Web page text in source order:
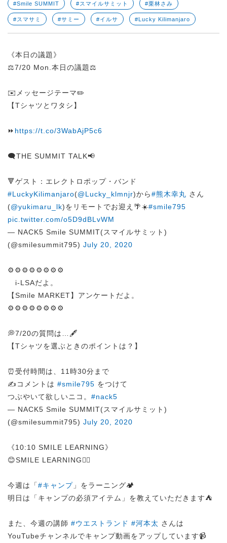
#Smile SUMMIT #スマイルサミット #栗林さみ
#スマサミ #サミー #イルサ #Lucky Kilimanjaro
《本日の議題》
⚖️7/20 Mon.本日の議題⚖️
✉️メッセージテーマ✏️
【Tシャツとワタシ】
⏩ https://t.co/3WabAjP5c6
🗨️THE SUMMIT TALK📢
🔻ゲスト：エレクトロポップ・バンド
#LuckyKilimanjaro(@Lucky_klmnjr)から#熊木幸丸 さん
(@yukimaru_lk)をリモートでお迎え🌴☀️#smile795
pic.twitter.com/o5D9dBLvWM
— NACK5 Smile SUMMIT(スマイルサミット)
(@smilesummit795) July 20, 2020
⚙️⚙️⚙️⚙️⚙️⚙️⚙️⚙️
i-LSAだよ。
【Smile MARKET】アンケートだよ。
⚙️⚙️⚙️⚙️⚙️⚙️⚙️⚙️
💭7/20の質問は…🖋️
【Tシャツを選ぶときのポイントは？】
⏰受付時間は、11時30分まで
✍️コメントは #smile795 をつけて
つぶやいて欲しいニコ。 #nack5
— NACK5 Smile SUMMIT(スマイルサミット)
(@smilesummit795) July 20, 2020
《10:10 SMILE LEARNING》
😊SMILE LEARNING✍🏻
今週は「#キャンプ 」をラーニング🏕️
明日は「キャンプの必須アイテム」を教えていただきます⛺️
また、今週の講師 #ウエストランド #河本太 さんは
YouTubeチャンネルでキャンプ動画をアップしています📹